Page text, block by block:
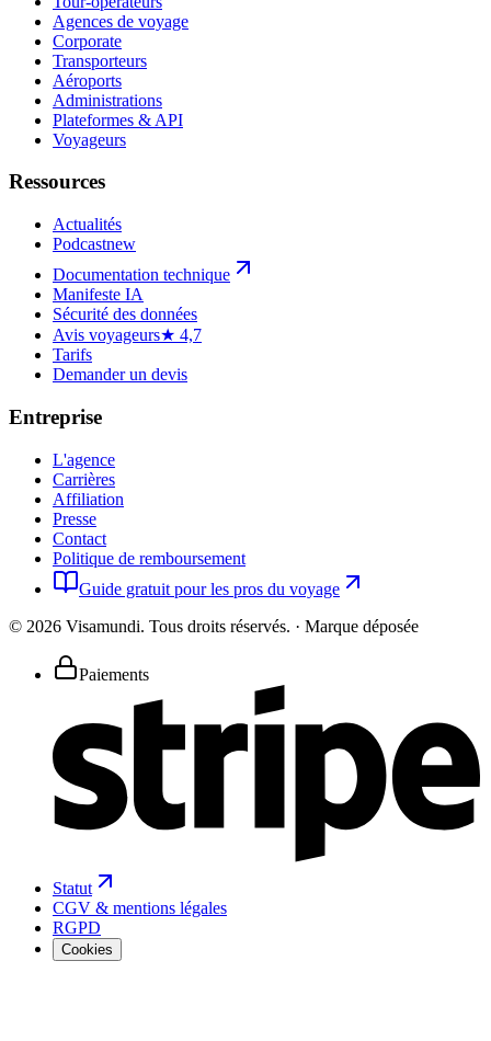
Agences de voyage
Corporate
Transporteurs
Aéroports
Administrations
Plateformes & API
Voyageurs
Ressources
Actualités
Podcastnew
Documentation technique
Manifeste IA
Sécurité des données
Avis voyageurs★ 4,7
Tarifs
Demander un devis
Entreprise
L'agence
Carrières
Affiliation
Presse
Contact
Politique de remboursement
Guide gratuit pour les pros du voyage
© 2026 Visamundi. Tous droits réservés. · Marque déposée
Paiements
Statut
CGV & mentions légales
RGPD
Cookies